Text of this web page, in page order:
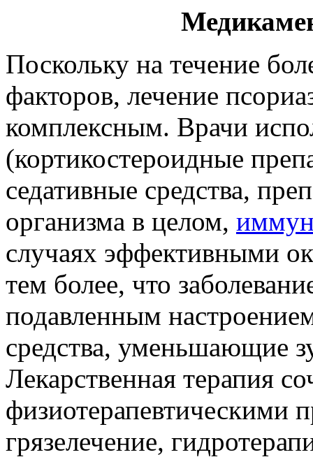
Поскольку на течение
факторов, лечение
комплексным. Врачи
(кортикостероидные
седативные средства,
организма в целом,
случаях эффективными
тем более, что
подавленным
средства, уменьшающие
Лекарственная терапия
физиотерапевтическими
грязелечение,